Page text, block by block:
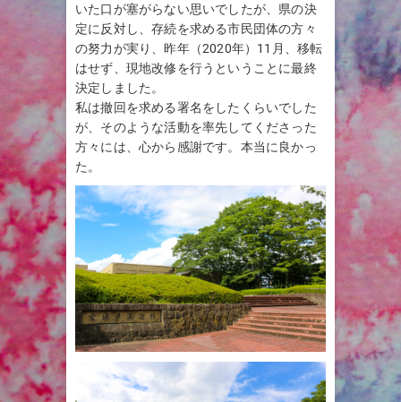
いた口が塞がらない思いでしたが、県の決
定に反対し、存続を求める市民団体の方々
の努力が実り、昨年（2020年）11月、移転
はせず、現地改修を行うということに最終
決定しました。
私は撤回を求める署名をしたくらいでした
が、そのような活動を率先してくださった
方々には、心から感謝です。本当に良かっ
た。